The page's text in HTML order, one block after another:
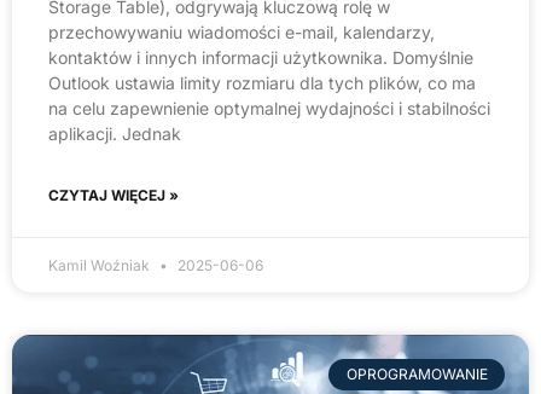
Storage Table), odgrywają kluczową rolę w
przechowywaniu wiadomości e-mail, kalendarzy,
kontaktów i innych informacji użytkownika. Domyślnie
Outlook ustawia limity rozmiaru dla tych plików, co ma
na celu zapewnienie optymalnej wydajności i stabilności
aplikacji. Jednak
CZYTAJ WIĘCEJ »
Kamil Woźniak 2025-06-06
OPROGRAMOWANIE